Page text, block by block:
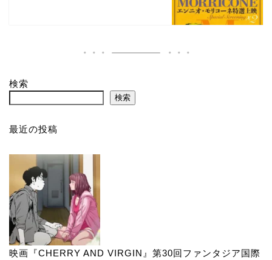
検索
検索
最近の投稿
映画『CHERRY AND VIRGIN』第30回ファンタジア国際